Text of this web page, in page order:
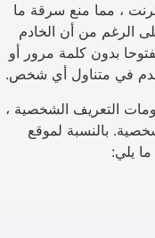
، مما منع سرقة ما
مليار سجل. على الرغم من أن الخادم
بدون كلمة مرور أو
في متناول أي شخص.
التعريف الشخصية ،
بالنسبة لموقع
يلي: